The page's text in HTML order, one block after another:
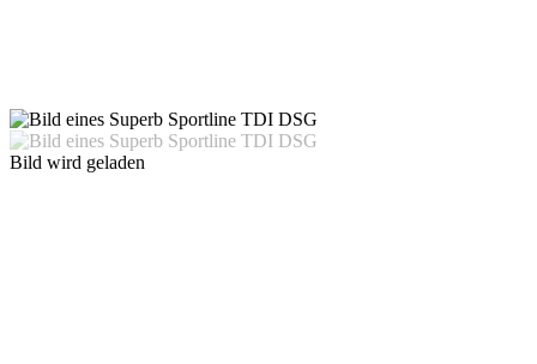
Bild wird geladen